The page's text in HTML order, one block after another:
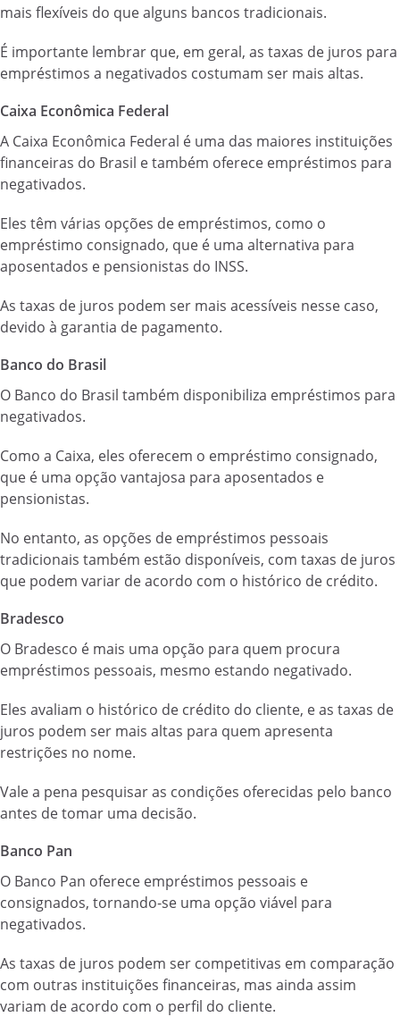
mais flexíveis do que alguns bancos tradicionais.
É importante lembrar que, em geral, as taxas de juros para
empréstimos a negativados costumam ser mais altas.
Caixa Econômica Federal
A Caixa Econômica Federal é uma das maiores instituições
financeiras do Brasil e também oferece empréstimos para
negativados.
Eles têm várias opções de empréstimos, como o
empréstimo consignado, que é uma alternativa para
aposentados e pensionistas do INSS.
As taxas de juros podem ser mais acessíveis nesse caso,
devido à garantia de pagamento.
Banco do Brasil
O Banco do Brasil também disponibiliza empréstimos para
negativados.
Como a Caixa, eles oferecem o empréstimo consignado,
que é uma opção vantajosa para aposentados e
pensionistas.
No entanto, as opções de empréstimos pessoais
tradicionais também estão disponíveis, com taxas de juros
que podem variar de acordo com o histórico de crédito.
Bradesco
O Bradesco é mais uma opção para quem procura
empréstimos pessoais, mesmo estando negativado.
Eles avaliam o histórico de crédito do cliente, e as taxas de
juros podem ser mais altas para quem apresenta
restrições no nome.
Vale a pena pesquisar as condições oferecidas pelo banco
antes de tomar uma decisão.
Banco Pan
O Banco Pan oferece empréstimos pessoais e
consignados, tornando-se uma opção viável para
negativados.
As taxas de juros podem ser competitivas em comparação
com outras instituições financeiras, mas ainda assim
variam de acordo com o perfil do cliente.